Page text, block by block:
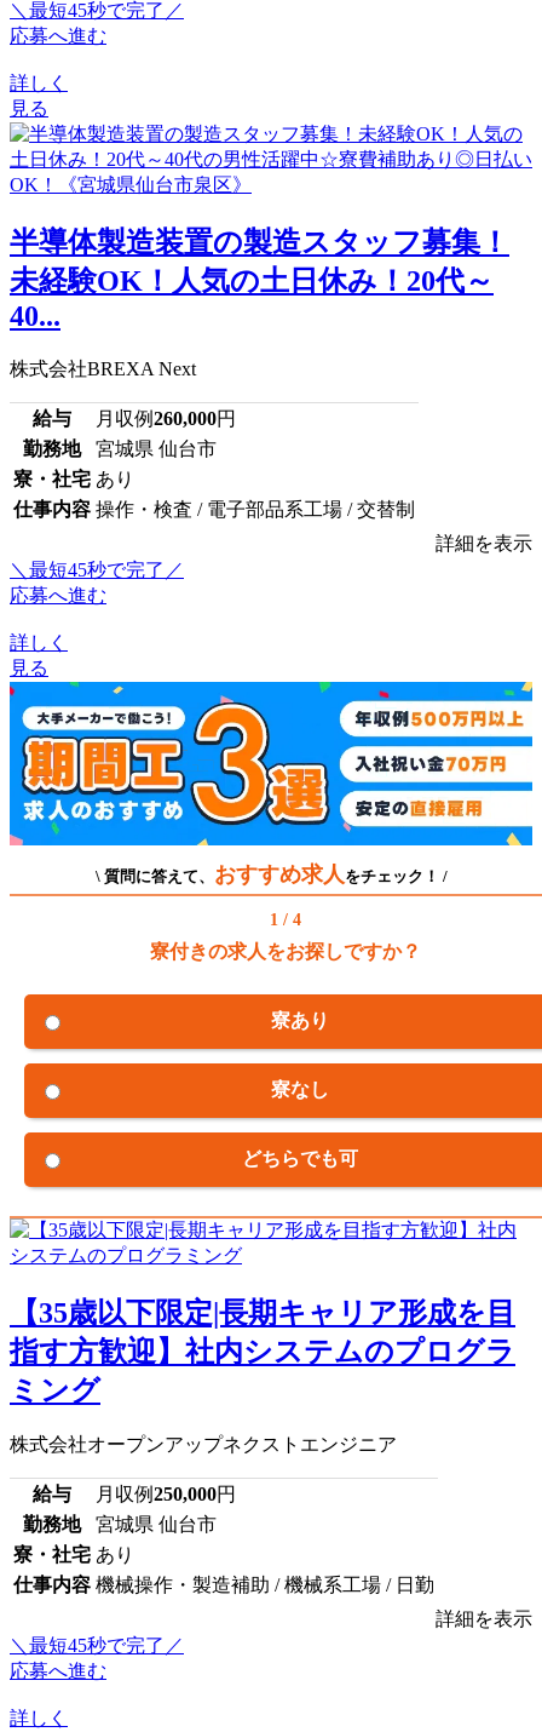
＼最短45秒で完了／
応募へ進む
詳しく
見る
半導体製造装置の製造スタッフ募集！
未経験OK！人気の土日休み！20代～
40...
株式会社BREXA Next
給与 月収例260,000円
勤務地
宮城県 仙台市
寮・社宅 あり
仕事内容 操作・検査 / 電子部品系工場 / 交替制
詳細を表示
＼最短45秒で完了／
応募へ進む
詳しく
見る
\ 質問に答えて、 おすすめ求人 をチェック！ /
1 / 4
寮付きの求人をお探しですか？
寮あり
寮なし
どちらでも可
【35歳以下限定|長期キャリア形成を目
指す方歓迎】社内システムのプログラ
ミング
株式会社オープンアップネクストエンジニア
給与 月収例250,000円
勤務地
宮城県 仙台市
寮・社宅 あり
仕事内容 機械操作・製造補助 / 機械系工場 / 日勤
詳細を表示
＼最短45秒で完了／
応募へ進む
詳しく